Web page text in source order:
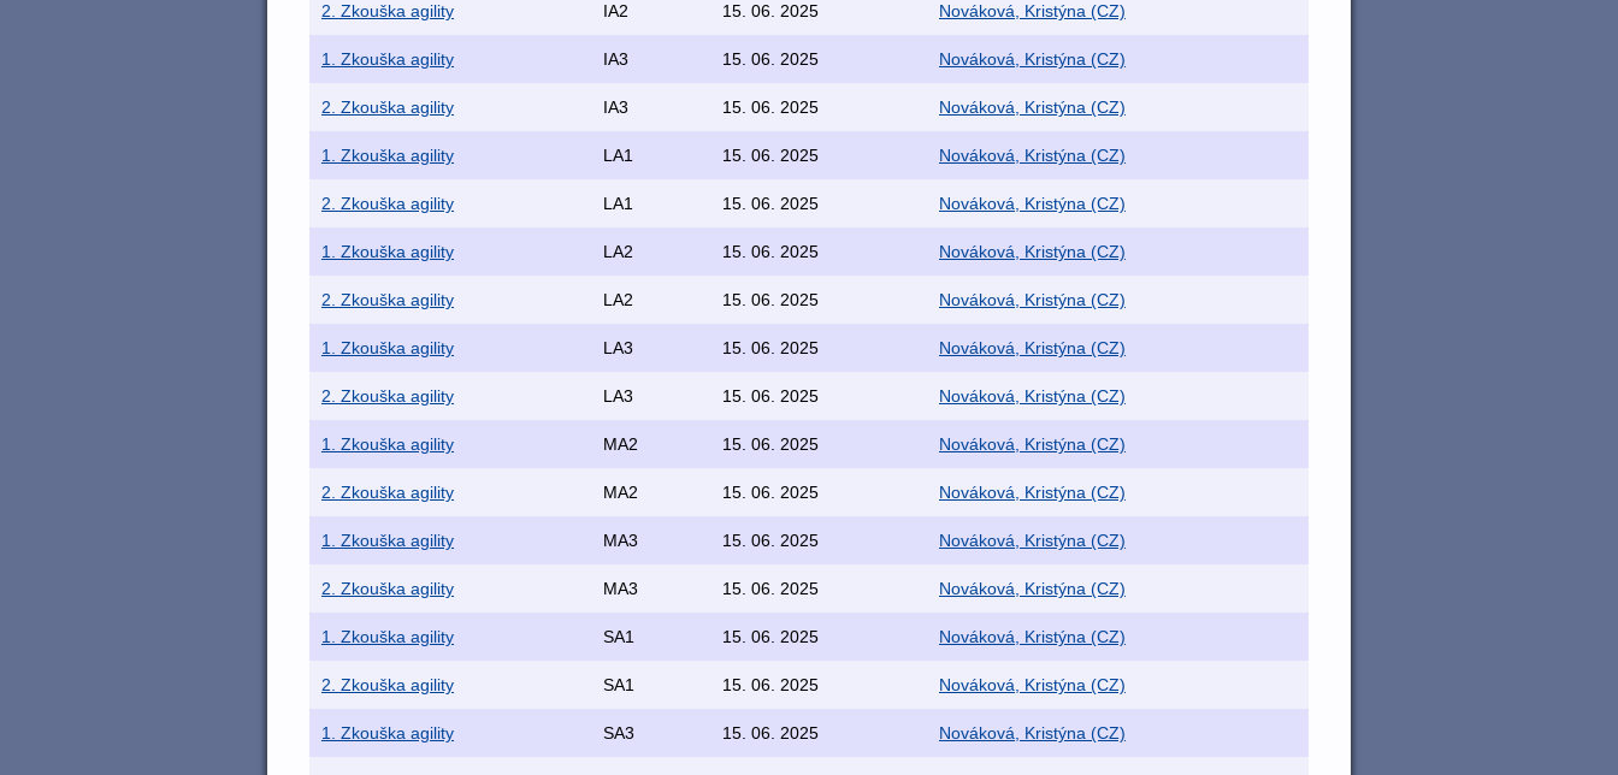
2. Zkouška agility IA2 15. 06. 2025 Nováková, Kristýna (CZ)
1. Zkouška agility IA3 15. 06. 2025 Nováková, Kristýna (CZ)
2. Zkouška agility IA3 15. 06. 2025 Nováková, Kristýna (CZ)
1. Zkouška agility LA1 15. 06. 2025 Nováková, Kristýna (CZ)
2. Zkouška agility LA1 15. 06. 2025 Nováková, Kristýna (CZ)
1. Zkouška agility LA2 15. 06. 2025 Nováková, Kristýna (CZ)
2. Zkouška agility LA2 15. 06. 2025 Nováková, Kristýna (CZ)
1. Zkouška agility LA3 15. 06. 2025 Nováková, Kristýna (CZ)
2. Zkouška agility LA3 15. 06. 2025 Nováková, Kristýna (CZ)
1. Zkouška agility MA2 15. 06. 2025 Nováková, Kristýna (CZ)
2. Zkouška agility MA2 15. 06. 2025 Nováková, Kristýna (CZ)
1. Zkouška agility MA3 15. 06. 2025 Nováková, Kristýna (CZ)
2. Zkouška agility MA3 15. 06. 2025 Nováková, Kristýna (CZ)
1. Zkouška agility SA1 15. 06. 2025 Nováková, Kristýna (CZ)
2. Zkouška agility SA1 15. 06. 2025 Nováková, Kristýna (CZ)
1. Zkouška agility SA3 15. 06. 2025 Nováková, Kristýna (CZ)